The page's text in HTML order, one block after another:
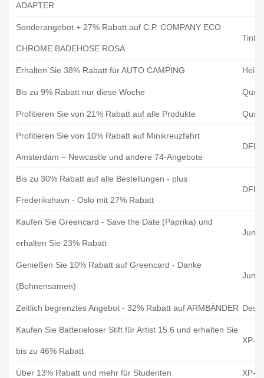
ADAPTER
Sonderangebot + 27% Rabatt auf C.P. COMPANY ECO
CHROME BADEHOSE ROSA
Tint
Erhalten Sie 38% Rabatt für AUTO CAMPING
Bis zu 9% Rabatt nur diese Woche
Profitieren Sie von 21% Rabatt auf alle Produkte
Profitieren Sie von 10% Rabatt auf Minikreuzfahrt
Amsterdam – Newcastle und andere 74-Angebote
Bis zu 30% Rabatt auf alle Bestellungen - plus
Frederikshavn - Oslo mit 27% Rabatt
Kaufen Sie Greencard - Save the Date (Paprika) und
erhalten Sie 23% Rabatt
Genießen Sie 10% Rabatt auf Greencard - Danke
(Bohnensamen)
Zeitlich begrenztes Angebot - 32% Rabatt auf ARMBÄNDER
Kaufen Sie Batterieloser Stift für Artist 15.6 und erhalten Sie
bis zu 46% Rabatt
XP-
Über 13% Rabatt und mehr für Studenten XP-